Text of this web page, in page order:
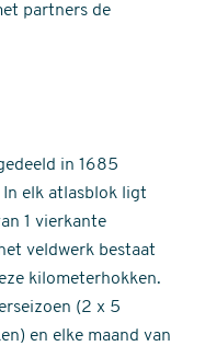
partners de
in 1685
elk atlasblok ligt
1 vierkante
veldwerk bestaat
kilometerhokken.
(2 x 5
en elke maand van